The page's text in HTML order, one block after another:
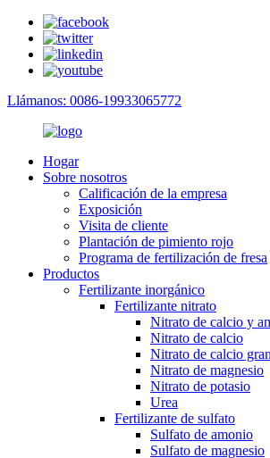
Llámanos: 0086-19933065772
Hogar
Sobre nosotros
Calificación de la empresa
Exposición
Visita de cliente
Plantación de pimiento rojo
Programa de fertilización de fresa
Productos
Fertilizante inorgánico
Fertilizante nitrato
Nitrato de calcio y
Nitrato de calcio
Nitrato de calcio
Nitrato de magnesio
Nitrato de potasio
Urea
Fertilizante de sulfato
Sulfato de amonio
Sulfato de magnesio